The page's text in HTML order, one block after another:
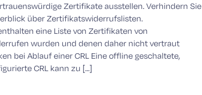
Zertifikate ausstellen. Verhindern Sie
über Zertifikatswiderrufslisten.
eine Liste von Zertifikaten von
wurden und denen daher nicht vertraut
bei Ablauf einer CRL Eine offline geschaltete,
CRL kann zu [...]